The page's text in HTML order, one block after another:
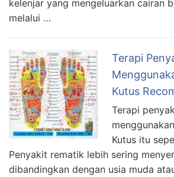
kelenjar yang mengeluarkan cairan
melalui …
Terapi
Kutus
Terapi
Kutus itu
Penyakit rematik lebih sering
dibandingkan dengan usia muda